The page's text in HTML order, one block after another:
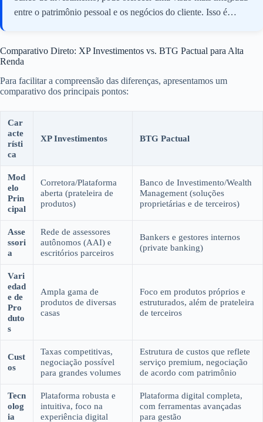
entre o patrimônio pessoal e os negócios do cliente. Isso é
Comparativo Direto: XP Investimentos vs. BTG Pactual para Alta
Renda
Para facilitar a compreensão das diferenças, apresentamos um
comparativo dos principais pontos:
Car
acte
rísti
ca
XP Investimentos BTG Pactual
Mod
elo
Prin
cipal
Corretora/Plataforma
aberta (prateleira de
produtos)
Banco de Investimento/Wealth
Management (soluções
proprietárias e de terceiros)
Asse
ssori
a
Rede de assessores
autônomos (AAI) e
escritórios parceiros
Bankers e gestores internos
(private banking)
Vari
edad
e de
Pro
duto
s
Ampla gama de
produtos de diversas
casas
Foco em produtos próprios e
estruturados, além de prateleira
de terceiros
Cust
os
Taxas competitivas,
negociação possível
para grandes volumes
Estrutura de custos que reflete
serviço premium, negociação
de acordo com patrimônio
Tecn
olog
ia
Plataforma robusta e
intuitiva, foco na
experiência digital
Plataforma digital completa,
com ferramentas avançadas
para gestão